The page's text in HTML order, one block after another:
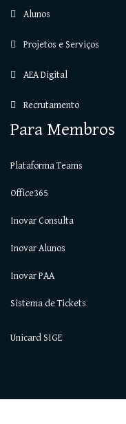
Alunos
Projetos e Serviços
AEA Digital
Recrutamento
Para Membros
Plataforma Teams
Office365
Inovar Consulta
Inovar Alunos
Inovar PAA
Sistema de Tickets
Unicard SIGE